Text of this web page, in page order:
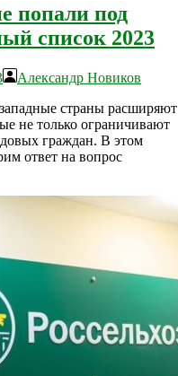
попали под
список 2023
Александр Новиков
страны расширяют
не только ограничивают
граждан. В этом
ответ на вопрос